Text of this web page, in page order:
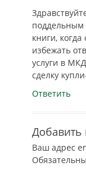
поддельным
книги,
избежать
услуги в
сделку
Ответить
Добавить
Ваш адрес